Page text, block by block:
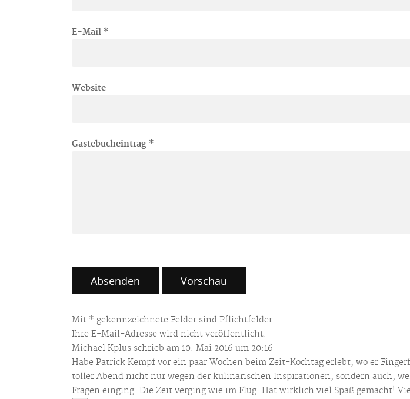
E-Mail *
Website
Gästebucheintrag *
Mit * gekennzeichnete Felder sind Pflichtfelder.
Ihre E-Mail-Adresse wird nicht veröffentlicht.
Michael Kplus schrieb am 10. Mai 2016 um 20:16
Habe Patrick Kempf vor ein paar Wochen beim Zeit-Kochtag erlebt, wo er
toller Abend nicht nur wegen der kulinarischen Inspirationen, sondern auch,
Fragen einging. Die Zeit verging wie im Flug. Hat wirklich viel Spaß gemacht!